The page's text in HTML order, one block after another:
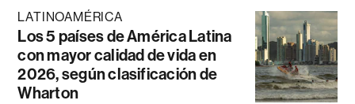
LATINOAMÉRICA
Los 5 países de América Latina
con mayor calidad de vida en
2026, según clasificación de
Wharton